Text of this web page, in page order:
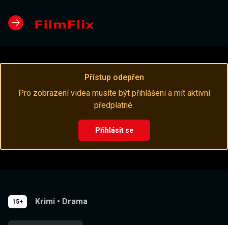
Přístup odepřen
Pro zobrazení videa musíte být přihlášeni a mít aktivní
předplatné.
Přihlásit se
15+ Krimi • Drama